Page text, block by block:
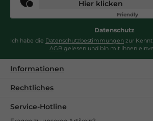
Hier klicken
Friendly
Datenschutz
Ich habe die Datenschutzbestimmungen zur
AGB gelesen und bin mit ihnen
Informationen
Rechtliches
Service-Hotline